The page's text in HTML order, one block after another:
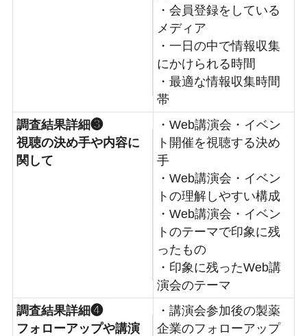
・会員登録をしている
メディア
・一日の中で情報収集
にかけられる時間
・最適な情報収集時間
帯
調査結果詳細❸
視聴の決め手や内容に
関して
・Web講演会・イベン
ト開催を視聴する決め
手
・Web講演会・イベン
トの理解しやすい構成
・Web講演会・イベン
トのテーマで印象に残
ったもの
・印象に残ったWeb講
演会のテーマ
調査結果詳細❹
フォローアップや講演
・講演会参加後の製薬
企業のフォローアップ